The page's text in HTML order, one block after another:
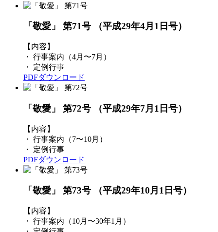
「敬愛」 第71号 （平成29年4月1日号）
【内容】
・ 行事案内（4月〜7月）
・ 定例行事
PDFダウンロード
「敬愛」 第72号 （平成29年7月1日号）
【内容】
・ 行事案内（7〜10月）
・ 定例行事
PDFダウンロード
「敬愛」 第73号 （平成29年10月1日号）
【内容】
・ 行事案内（10月〜30年1月）